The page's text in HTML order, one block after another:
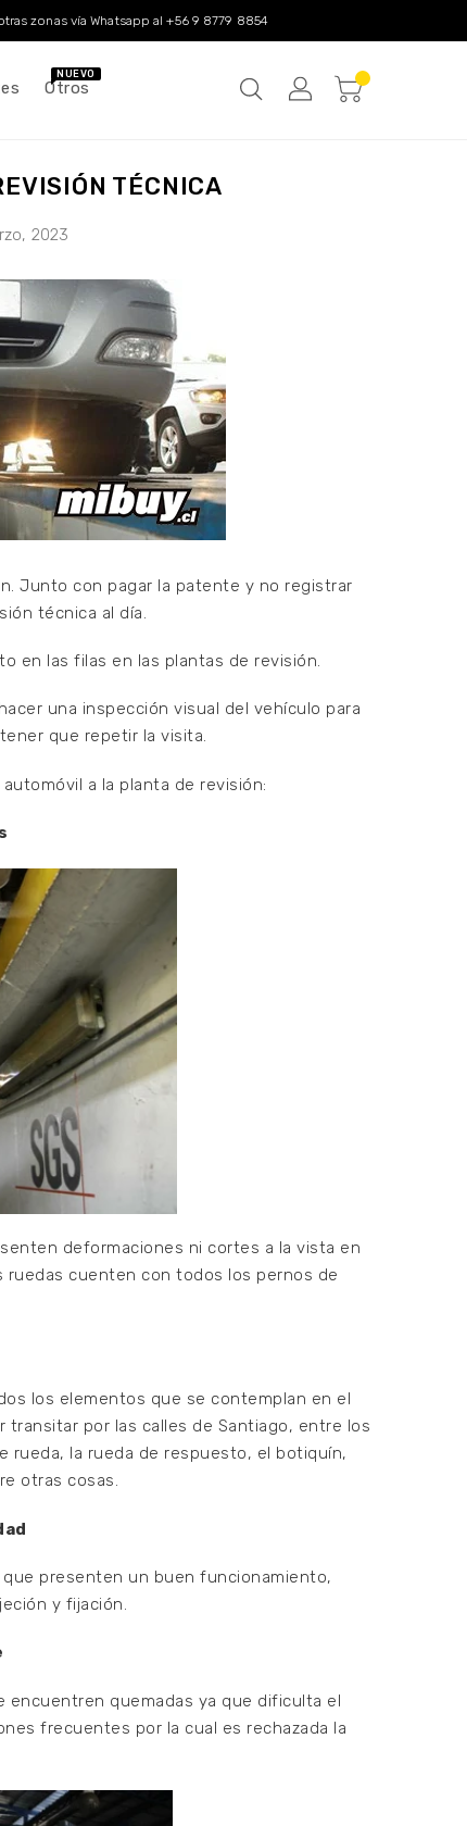
zonas vía Whatsapp al+56 9 8779 8854
Otros
NUEVO
TÉCNICA
2023
Junto con pagar la patente y no registrar
técnica al día.
en las filas en las plantas de revisión.
una inspección visual del vehículo para
que repetir la visita.
a la planta de revisión:
deformaciones ni cortes a la vista en
ruedas cuenten con todos los pernos de
los elementos que se contemplan en el
por las calles de Santiago, entre los
rueda, la rueda de respuesto, el botiquín,
otras cosas.
presenten un buen funcionamiento,
y fijación.
quemadas ya que dificulta el
frecuentes por la cual es rechazada la